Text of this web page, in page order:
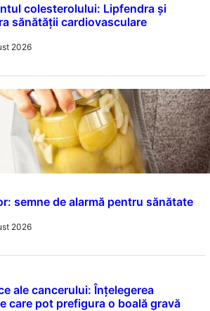
colesterolului: Lipfendra și
sănătății cardiovasculare
2026
semne de alarmă pentru sănătate
2026
ale cancerului: Înțelegerea
care pot prefigura o boală gravă